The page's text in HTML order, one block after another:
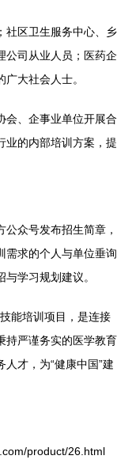
社区卫生服务中心、乡
公司从业人员；医药企
大社会人士。
会、企事业单位开展合
业的内部培训方案，提
众号发布招生简章，
需求的个人与单位垂询
学习规划建议。
能培训项目，是连接
持严谨务实的医学教育
才，为“健康中国”建
product/26.html